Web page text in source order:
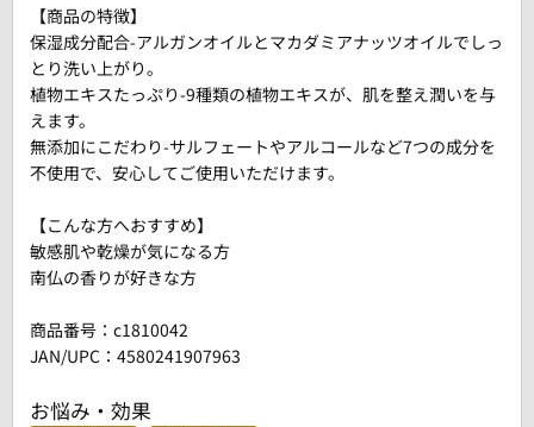
【商品の特徴】
保湿成分配合-アルガンオイルとマカダミアナッツオイルでしっ
とり洗い上がり。
植物エキスたっぷり-9種類の植物エキスが、肌を整え潤いを与
えます。
無添加にこだわり-サルフェートやアルコールなど7つの成分を
不使用で、安心してご使用いただけます。
【こんな方へおすすめ】
敏感肌や乾燥が気になる方
南仏の香りが好きな方
商品番号： c1810042
JAN/UPC：4580241907963
お悩み・効果